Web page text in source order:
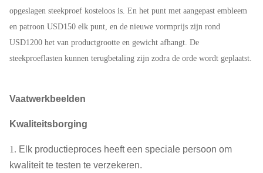
opgeslagen steekproef kosteloos is. En het punt met aangepast embleem
en patroon USD150 elk punt, en de nieuwe vormprijs zijn rond
USD1200 het van productgrootte en gewicht afhangt. De
steekproeflasten kunnen terugbetaling zijn zodra de orde wordt geplaatst.
Vaatwerkbeelden
Kwaliteitsborging
1. Elk productieproces heeft een speciale persoon om
kwaliteit te testen te verzekeren.